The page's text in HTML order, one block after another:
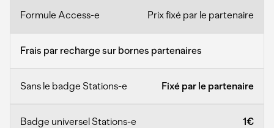
Prix fixé par le partenaire
Frais par recharge sur bornes partenaires
Fixé par le partenaire
1€